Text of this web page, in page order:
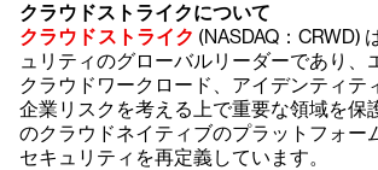
クラウドストライクについて
クラウドストライク (NASDAQ：CRWD)
ュリティのグローバルリーダーであり、
クラウドワークロード、アイデンティテ
企業リスクを考える上で重要な領域を保
のクラウドネイティブのプラットフォー
セキュリティを再定義しています。